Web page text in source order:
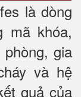
là dòng
mã khóa,
gia
và hệ
quả của